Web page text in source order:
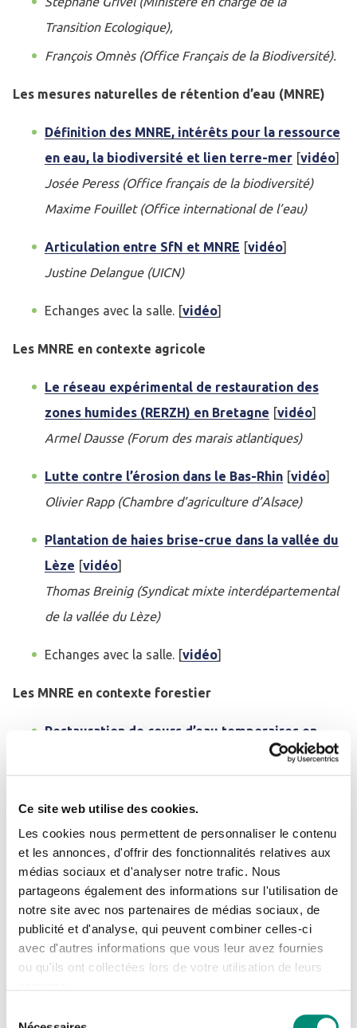
Ce site web utilise des cookies.
Les cookies nous permettent de personnaliser le contenu
et les annonces, d'offrir des fonctionnalités relatives aux
médias sociaux et d'analyser notre trafic. Nous
partageons également des informations sur l'utilisation de
notre site avec nos partenaires de médias sociaux, de
publicité et d'analyse, qui peuvent combiner celles-ci
avec d'autres informations que vous leur avez fournies
ou qu'ils ont collectées lors de votre utilisation de leurs
Transition Ecologique),
François Omnès (Office Français de la Biodiversité).
Les mesures naturelles de rétention d’eau (MNRE)
Définition des MNRE, intérêts pour la ressource
en eau, la biodiversité et lien terre-mer [vidéo]
Josée Peress (Office français de la biodiversité)
Maxime Fouillet (Office international de l’eau)
Articulation entre SfN et MNRE [vidéo]
Justine Delangue (UICN)
Echanges avec la salle. [vidéo]
Les MNRE en contexte agricole
Le réseau expérimental de restauration des
zones humides (RERZH) en Bretagne [vidéo]
Armel Dausse (Forum des marais atlantiques)
Lutte contre l’érosion dans le Bas-Rhin [vidéo]
Olivier Rapp (Chambre d’agriculture d’Alsace)
Plantation de haies brise-crue dans la vallée du
Lèze [vidéo]
Thomas Breinig (Syndicat mixte interdépartemental
de la vallée du Lèze)
Echanges avec la salle. [vidéo]
Les MNRE en contexte forestier
Restauration de cours d’eau temporaires en
Franche-Comté)
Programme Sources en action sur le bassin de la
Vienne[vidéo]
Éric Paillot (Coopérative forestière Bourgogne-
Limousin)
Évaluation de la contribution de tourbières
Se connecter
J'ai déjà un compte
Adresse email *